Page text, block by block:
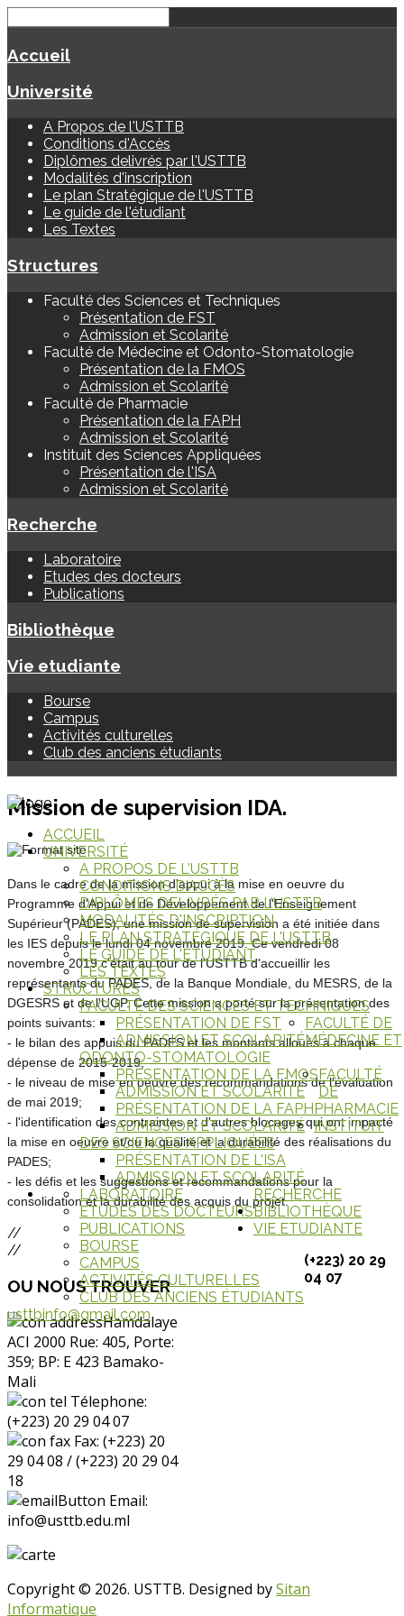
Accueil
Université
A Propos de l'USTTB
Conditions d'Accès
Diplômes delivrés par l'USTTB
Modalités d'inscription
Le plan Stratégique de l'USTTB
Le guide de l'étudiant
Les Textes
Structures
Faculté des Sciences et Techniques
Présentation de FST
Admission et Scolarité
Faculté de Médecine et Odonto-Stomatologie
Présentation de la FMOS
Admission et Scolarité
Faculté de Pharmacie
Présentation de la FAPH
Admission et Scolarité
Instituit des Sciences Appliquées
Présentation de l'ISA
Admission et Scolarité
Recherche
Laboratoire
Etudes des docteurs
Publications
Bibliothèque
Vie etudiante
Bourse
Campus
Activités culturelles
Club des anciens étudiants
ACCUEIL
UNIVERSITÉ
A PROPOS DE L'USTTB
CONDITIONS D'ACCÈS
DIPLÔMES DELIVRÉS PAR L'USTTB
MODALITÉS D'INSCRIPTION
LE PLAN STRATÉGIQUE DE L'USTTB
LE GUIDE DE L'ÉTUDIANT
LES TEXTES
STRUCTURES
FACULTÉ DES SCIENCES ET TECHNIQUES
PRÉSENTATION DE FST
ADMISSION ET SCOLARITÉ
FACULTÉ DE
MÉDECINE ET
ODONTO-STOMATOLOGIE
PRÉSENTATION DE LA FMOS
ADMISSION ET SCOLARITÉ
FACULTÉ
DE
PHARMACIE
PRÉSENTATION DE LA FAPH
ADMISSION ET SCOLARITÉ INSTITUIT
DES SCIENCES APPLIQUÉES
PRÉSENTATION DE L'ISA
ADMISSION ET SCOLARITÉ
RECHERCHE
LABORATOIRE
ETUDES DES DOCTEURS
PUBLICATIONS
BIBLIOTHÈQUE
VIE ETUDIANTE
BOURSE
CAMPUS
ACTIVITÉS CULTURELLES
CLUB DES ANCIENS ÉTUDIANTS
(+223) 20 29
04 07
usttbinfo@gmail.com
Mission de supervision IDA.
Dans le cadre de la mission d'appui à la mise en oeuvre du
Programme d'Appui et de Développement de l'Enseignement
Supérieur (PADES), une mission de supervision a été initiée dans
les IES depuis le lundi 04 novembre 2019. Ce vendredi 08
novembre 2019 c'était au tour de l'USTTB d'accueillir les
représentants du PADES, de la Banque Mondiale, du MESRS, de la
DGESRS et de l'UGP. Cette mission a porté sur la présentation des
points suivants:
- le bilan des appuis du PADES et les montants alloués à chaque
dépense de 2015-2019;
- le niveau de mise en oeuvre des recommandations de l'évaluation
de mai 2019;
- l'identification des contraintes et d'autres blocages qui ont impacté
la mise en oeuvre et/ou la qualité et la durabilité des réalisations du
PADES;
- les défis et les suggestions et recommandations pour la
consolidation et la durabilité des acquis du projet.
//
//
OU NOUS TROUVER
Hamdalaye
ACI 2000 Rue: 405, Porte:
359; BP: E 423 Bamako-
Mali
Télephone:
(+223) 20 29 04 07
Fax: (+223) 20
29 04 08 / (+223) 20 29 04
18
Email:
info@usttb.edu.ml
Copyright © 2026. USTTB. Designed bySitan
Informatique